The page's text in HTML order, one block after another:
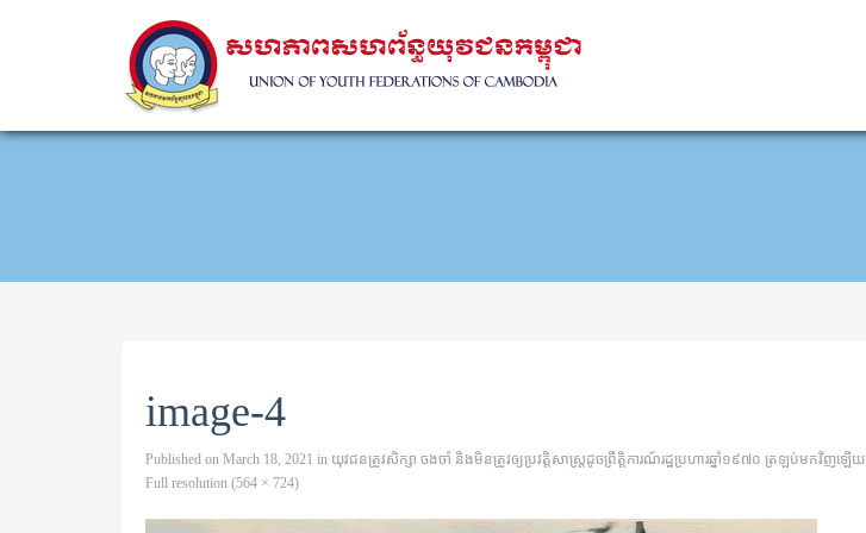
image-4
Published on March 18, 2021 in យុវជនត្រូវសិក្សា ចងចាំ និងមិនត្រូវឲ្យប្រវត្តិសាស្ត្រដូចព្រឹត្តិការណ៍រដ្ឋប្រហារឆ្នាំ១៩៧០ ត្រឡប់មកវិញឡើយ
Full resolution (564 × 724)